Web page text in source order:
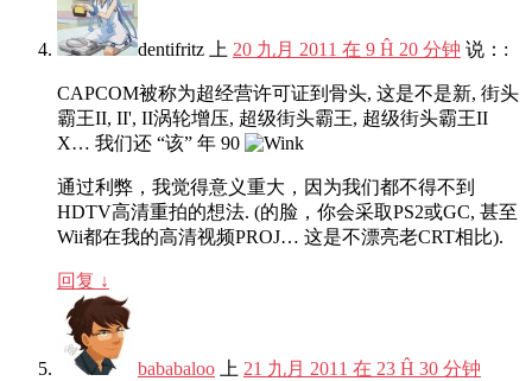
dentifritz 上 20 九月 2011 在 9 Ĥ 20 分钟 说：:
CAPCOM被称为超经营许可证到骨头, 这是不是新, 街头
霸王II, II', II涡轮增压, 超级街头霸王, 超级街头霸王II
X… 我们还 “该” 年 90
通过利弊，我觉得意义重大，因为我们都不得不到
HDTV高清重拍的想法. (的脸，你会采取PS2或GC, 甚至
Wii都在我的高清视频PROJ… 这是不漂亮老CRT相比).
回复 ↓
bababaloo 上 21 九月 2011 在 23 Ĥ 30 分钟